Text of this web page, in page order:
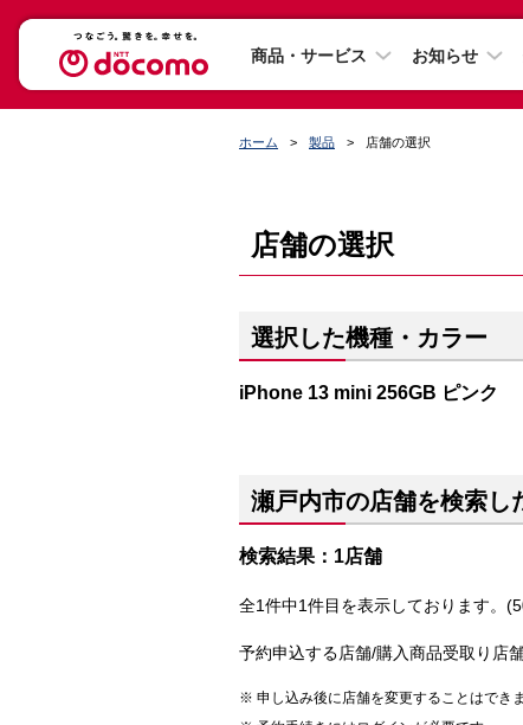
商品・サービス お知らせ
ホーム 製品 店舗の選択
店舗の選択
選択した機種・カラー
iPhone 13 mini 256GB ピンク
瀬戸内市の店舗を検索し
検索結果：1店舗
全1件中1件目を表示しております。
予約申込する店舗/購入商品受取り店
申し込み後に店舗を変更することはできま